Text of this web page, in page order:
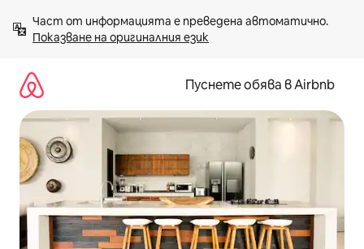
към
съдържанието
Показване на оригиналния език
Пуснете обява в Airbnb